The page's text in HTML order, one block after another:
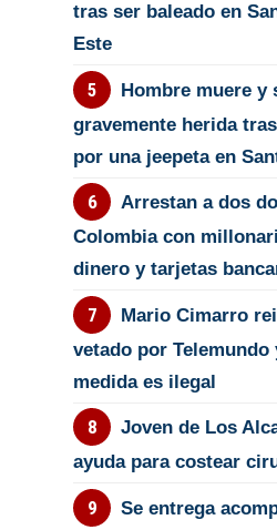
tras ser baleado en
Este
Hombre muere y
gravemente herida
por una jeepeta en
Arrestan a dos
Colombia con
dinero y tarjetas
Mario Cimarro
vetado por Telemundo
medida es ilegal
Joven de Los
ayuda para costear
Se entrega